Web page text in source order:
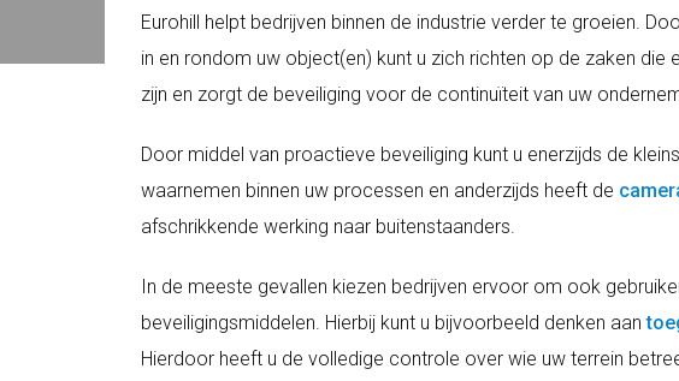
Eurohill helpt bedrijven binnen de industrie verder te groeien.
in en rondom uw object(en) kunt u zich richten op de zaken die
zijn en zorgt de beveiliging voor de continuïteit van uw
Door middel van proactieve beveiliging kunt u enerzijds de
waarnemen binnen uw processen en anderzijds heeft de
afschrikkende werking naar buitenstaanders.
In de meeste gevallen kiezen bedrijven ervoor om ook
beveiligingsmiddelen. Hierbij kunt u bijvoorbeeld denken aan
Hierdoor heeft u de volledige controle over wie uw terrein